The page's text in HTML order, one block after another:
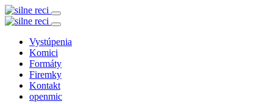
Vystúpenia
Komici
Formáty
Firemky
Kontakt
openmic